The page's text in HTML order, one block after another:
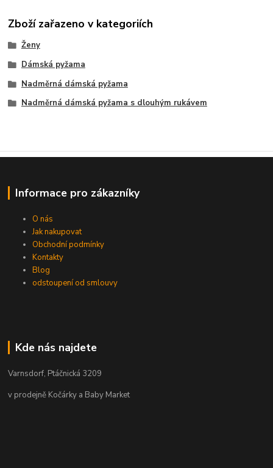
Zboží zařazeno v kategoriích
Ženy
Dámská pyžama
Nadměrná dámská pyžama
Nadměrná dámská pyžama s dlouhým rukávem
Informace pro zákazníky
O nás
Jak nakupovat
Obchodní podmínky
Kontakty
Blog
odstoupení od smlouvy
Kde nás najdete
Varnsdorf, Ptáčnická 3209
v prodejně Kočárky a Baby Market